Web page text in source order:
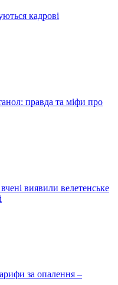
кадрові
правда та міфи про
виявили велетенське
за опалення –